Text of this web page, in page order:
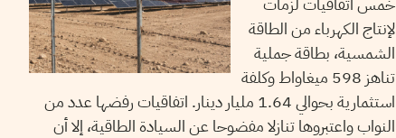
لإنتاج الكهرباء من الطاقة
الشمسية، بطاقة جملية
تناهز 598 ميغاواط وكلفة
استثمارية بحوالي 1.64 مليار دينار. اتفاقيات رفضها عدد من
النواب واعتبروها تنازلا مفضوحا عن السيادة الطاقية، إلا أن